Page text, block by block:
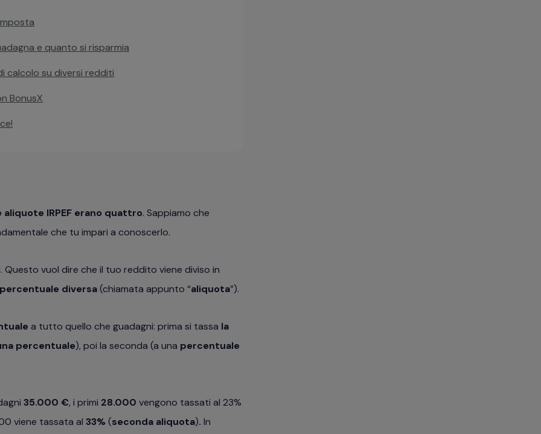
e quanto si risparmia
calcolo su diversi redditi
BonusX
aliquote IRPEF erano quattro. Sappiamo che
che tu impari a conoscerlo.
. Questo vuol dire che il tuo reddito viene diviso in
percentuale diversa(chiamata appunto “aliquota”).
a tutto quello che guadagni: prima si tassa la
percentuale), poi la seconda (a una percentuale
35.000 €, i primi 28.000 vengono tassati al 23%
viene tassata al 33% (seconda aliquota). In